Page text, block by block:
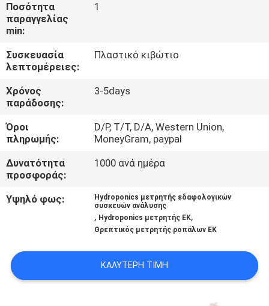
ΠΟΙΟΤΙΚΌΣ
ΕΠΑΦΉ
ΝΈΑ
ΌΛΕΣ
ΟΙ
ΠΕΡΙΠΤΏΣΕΙΣ
PRIVACY
Ποσότητα
παραγγελίας
min:
1
Συσκευασία
λεπτομέρειες:
Πλαστικό κιβώτιο
Χρόνος
παράδοσης:
3-5days
Όροι
πληρωμής:
D/P, T/T, D/A, Western Union,
MoneyGram, paypal
Δυνατότητα
προσφοράς:
1000 ανά ημέρα
Υψηλό φως:
Hydroponics μετρητής εδαφολογικών
συσκευών ανάλυσης
, Hydroponics μετρητής ΕΚ,
Θρεπτικός μετρητής ροπάλων ΕΚ
ΚΑΛΎΤΕΡΗ ΤΙΜΉ